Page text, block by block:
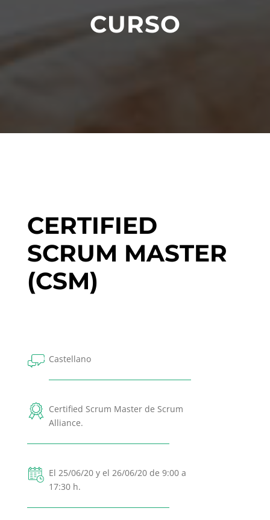
CURSO
CERTIFIED
SCRUM MASTER
(CSM)
Castellano
Certified Scrum Master de Scrum
Alliance.
El 25/06/20 y el 26/06/20 de 9:00 a
17:30 h.